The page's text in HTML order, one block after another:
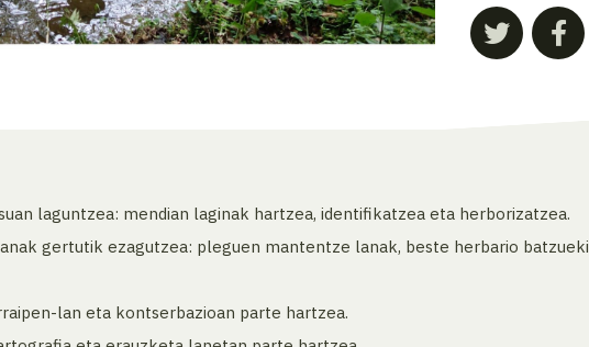
laguntzea: mendian laginak hartzea, identifikatzea eta herborizatzea.
gertutik ezagutzea: pleguen mantentze lanak, beste herbario
lan eta kontserbazioan parte hartzea.